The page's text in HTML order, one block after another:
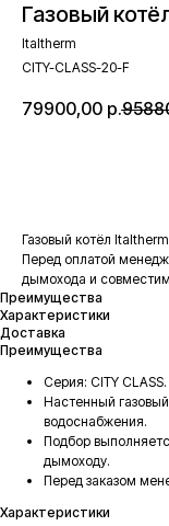
Газовый
Italtherm
CITY-CLASS-20-F
79900,00 р.
Газовый котёл
Перед оплатой
дымохода и
Преимущества
Характеристики
Доставка
Преимущества
Серия: CITY CLASS.
Настенный
водоснабжения.
Подбор
дымоходу.
Перед заказом
Характеристики